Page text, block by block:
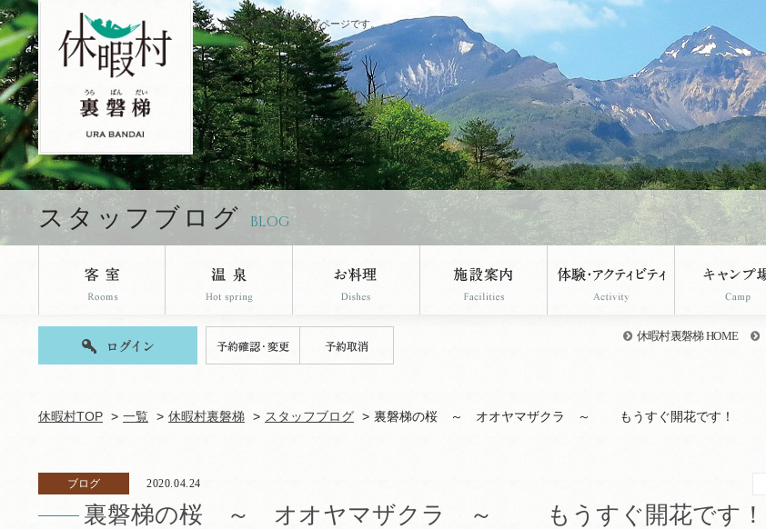
休暇村裏磐梯のブログページです。
スタッフブログ BLOG
休暇村裏磐梯 HOME
休暇村TOP 一覧 休暇村裏磐梯 スタッフブログ 裏磐梯の桜 ～ オオヤマザクラ ～ もうすぐ開花です！
ブログ 2020.04.24
裏磐梯の桜 ～ オオヤマザクラ ～ もうすぐ開花です！